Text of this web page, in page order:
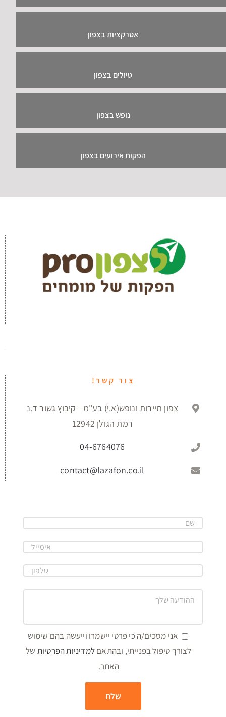
אטרקציות בצפון
טיולים בצפון
נופש בצפון
הפקות אירועים בצפון
צור קשר!
צפון תיירות ונופש(א.י) בע"מ - קיבוץ גשור ד.נ
רמת הגולן 12942
04-6764076
contact@lazafon.co.il
אני מסכים/ה כי פרטי יישמרו וייעשה בהם שימוש
לצורך טיפול בפנייתי, ובהתאםלמדיניות הפרטיות של
האתר.